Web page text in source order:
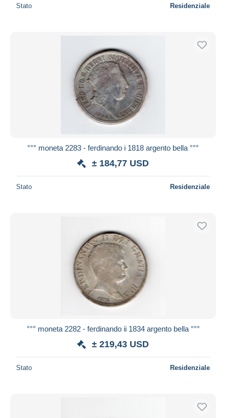
Stato Residenziale
°°° moneta 2283 - ferdinando i 1818 argento bella °°°
± 184,77 USD
Stato Residenziale
°°° moneta 2282 - ferdinando ii 1834 argento bella °°°
± 219,43 USD
Stato Residenziale